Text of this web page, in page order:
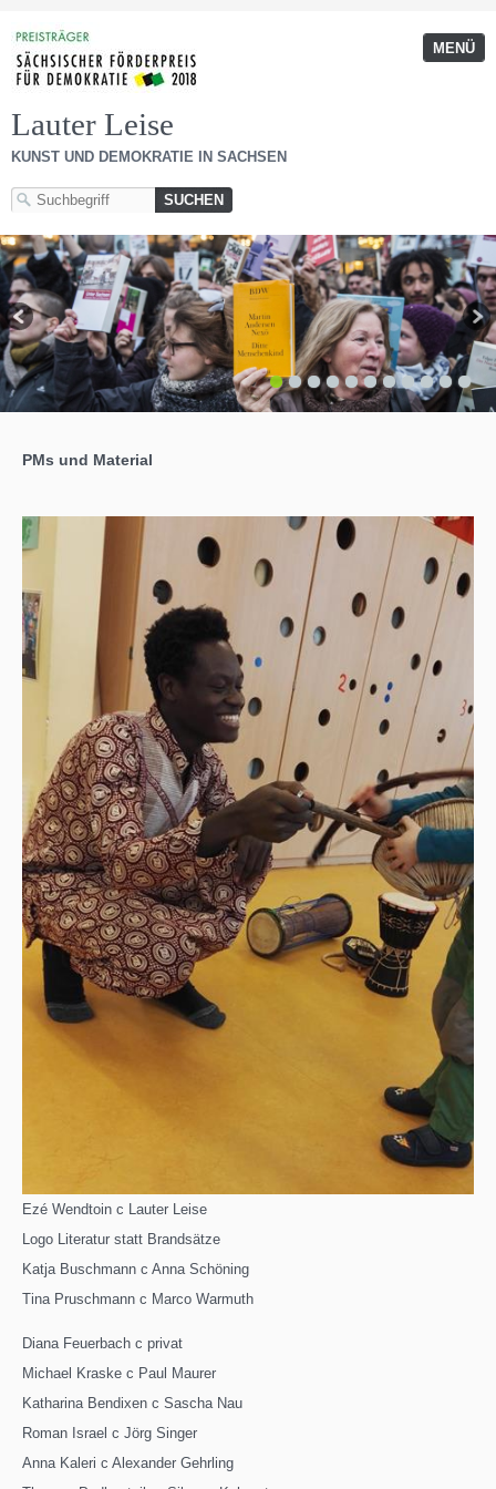
MENÜ
Lauter Leise
KUNST UND DEMOKRATIE IN SACHSEN
1 2 3 4 5 6 7 8 9 10 11
PMs und Material
Ezé Wendtoin c Lauter Leise
Logo Literatur statt Brandsätze
Katja Buschmann c Anna Schöning
Tina Pruschmann c Marco Warmuth
Diana Feuerbach c privat
Michael Kraske c Paul Maurer
Katharina Bendixen c Sascha Nau
Roman Israel c Jörg Singer
Anna Kaleri c Alexander Gehrling